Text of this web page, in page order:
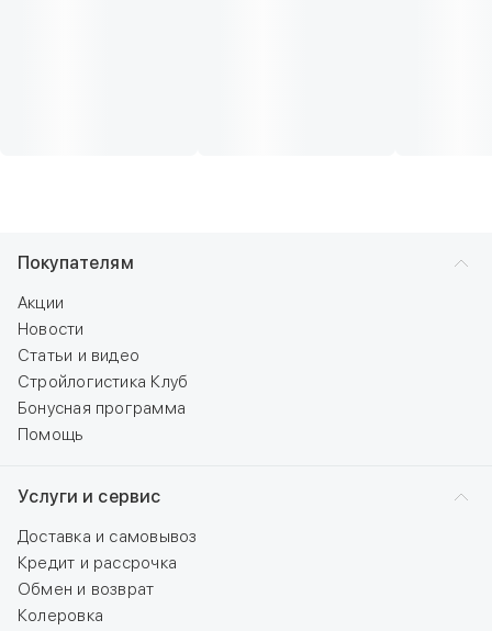
Покупателям
Акции
Новости
Статьи и видео
Стройлогистика Клуб
Бонусная программа
Помощь
Услуги и сервис
Доставка и самовывоз
Кредит и рассрочка
Обмен и возврат
Колеровка